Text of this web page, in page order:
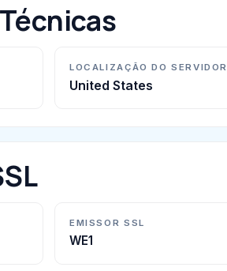
LOCALIZAÇÃO DO SERVIDOR
United States
EMISSOR SSL
WE1